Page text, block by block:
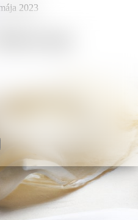
2023
typy